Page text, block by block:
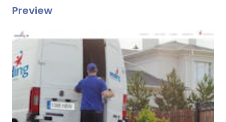
Preview